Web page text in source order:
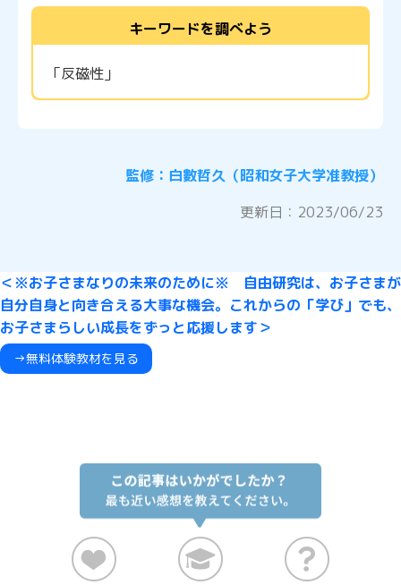
キーワードを調べよう
「反磁性」
監修：白數哲久（昭和女子大学准教授）
更新日： 2023/06/23
＜※お子さまなりの未来のために※ 自由研究は、お子さまが
自分自身と向き合える大事な機会。これからの「学び」でも、
お子さまらしい成長をずっと応援します＞
→無料体験教材を見る